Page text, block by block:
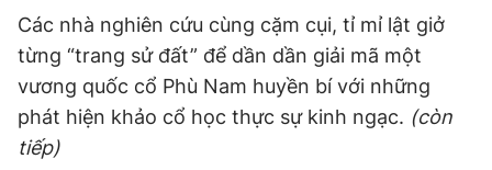
Các nhà nghiên cứu cùng cặm cụi, tỉ mỉ lật giở
từng “trang sử đất” để dần dần giải mã một
vương quốc cổ Phù Nam huyền bí với những
phát hiện khảo cổ học thực sự kinh ngạc. (còn
tiếp)